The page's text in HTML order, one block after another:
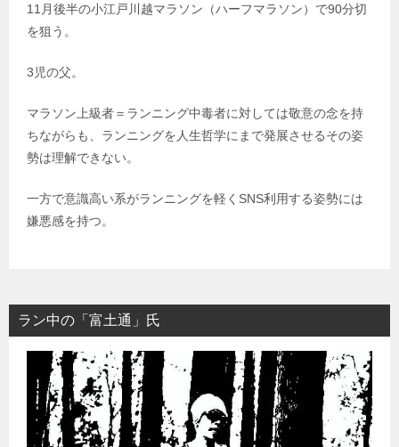
11月後半の小江戸川越マラソン（ハーフマラソン）で90分切
を狙う。
3児の父。
マラソン上級者＝ランニング中毒者に対しては敬意の念を持
ちながらも、ランニングを人生哲学にまで発展させるその姿
勢は理解できない。
一方で意識高い系がランニングを軽くSNS利用する姿勢には
嫌悪感を持つ。
ラン中の「富土通」氏